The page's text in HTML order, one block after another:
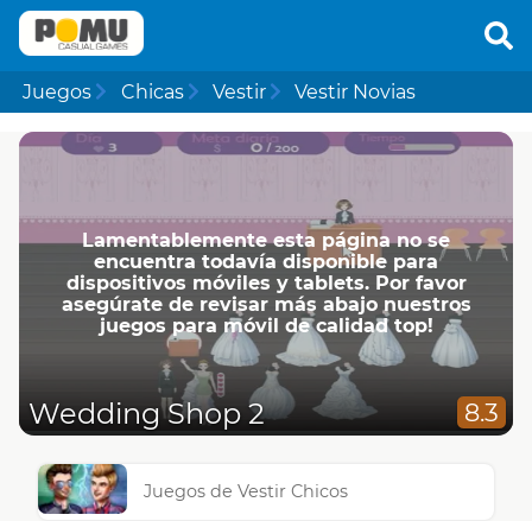
Juegos Chicas Vestir Vestir Novias
Lamentablemente esta página no se
encuentra todavía disponible para
dispositivos móviles y tablets. Por favor
asegúrate de revisar más abajo nuestros
juegos para móvil de calidad top!
Wedding Shop 2 8.3
Juegos de Vestir Chicos